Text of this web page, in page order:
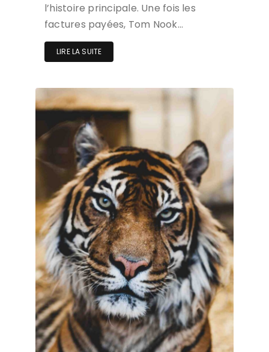
l’histoire principale. Une fois les
factures payées, Tom Nook…
LIRE LA SUITE